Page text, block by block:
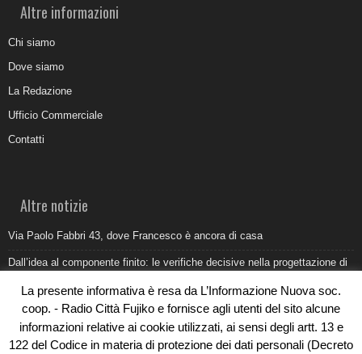
Altre informazioni
Chi siamo
Dove siamo
La Redazione
Ufficio Commerciale
Contatti
Altre notizie
Via Paolo Fabbri 43, dove Francesco è ancora di casa
Dall’idea al componente finito: le verifiche decisive nella progettazione di
Belvedere Marittimo e il report ARPACAL 2026 sulla qualità del mare
Come organizzare e allestire una camera ardente per l’ultimo saluto
La presente informativa è resa da L’Informazione Nuova soc.
coop. - Radio Città Fujiko e fornisce agli utenti del sito alcune
informazioni relative ai cookie utilizzati, ai sensi degli artt. 13 e
122 del Codice in materia di protezione dei dati personali (Decreto